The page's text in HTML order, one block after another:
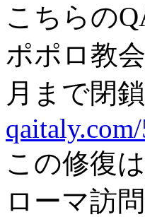
こちらの
ポポロ教
月まで閉
この修復
ローマ訪